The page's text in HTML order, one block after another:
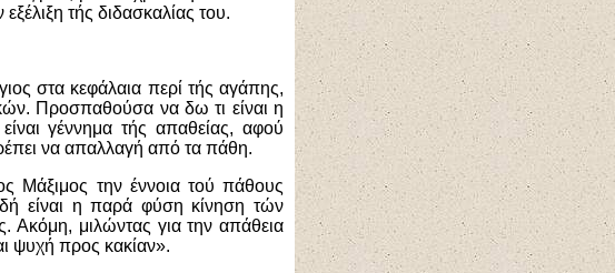
τής διδασκαλίας του.
στα κεφάλαια περί τής αγάπης,
Προσπαθούσα να δω τι είναι η
γέννημα τής απαθείας, αφού
να απαλλαγή από τα πάθη.
Μάξιμος την έννοια τού πάθους
είναι η παρά φύση κίνηση τών
μιλώντας για την απάθεια
ψυχή προς κακίαν».